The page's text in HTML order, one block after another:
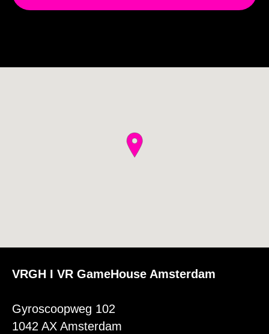
VRGH I VR GameHouse Amsterdam
Gyroscoopweg 102
1042 AX Amsterdam